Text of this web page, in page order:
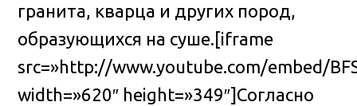
гранита, кварца и других пород,
образующихся на суше.[iframe
src=»http://www.youtube.com/embed/
width=»620″ height=»349″]Согласно